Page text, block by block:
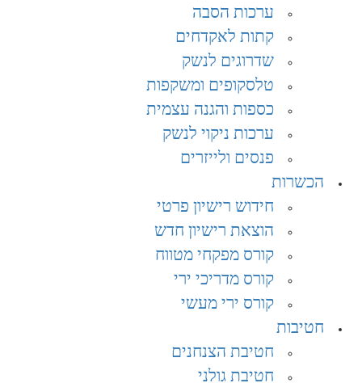
ערכות הסבה
קתות לאקדחים
שדרוגים לנשק
טלסקופים ומשקפות
כספות והגנה עצמית
ערכות ניקוי לנשק
פנסים ולייזרים
הכשרות
חידוש רישיון פרטי
הוצאת רישיון חדש
קורס מפקחי מטווח
קורס מדריכי ירי
קורס ירי מעשי
חטיבות
חטיבת הצנחנים​
חטיבת גולני